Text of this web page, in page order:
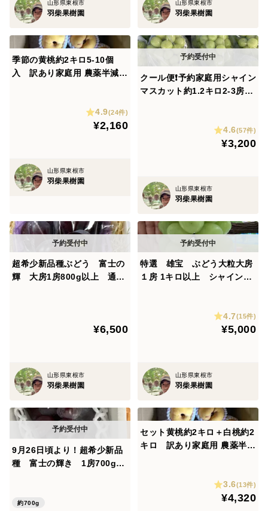
山形県東根市
羽柴果樹園
山形県東根市
羽柴果樹園
季節の黄桃約2キロ5-10個
入 訳あり家庭用 農薬半減栽
4.9(24件)
¥2,160
山形県東根市
羽柴果樹園
クール便❗️予約家庭用シャイン
マスカット約1.2キロ2-3房
4.6(57件)
¥3,200
山形県東根市
羽柴果樹園
超希少新品種ぶどう 富士の
輝 大房1房800g以上 通称
¥6,500
山形県東根市
羽柴果樹園
特選 雄宝 ぶどう大粒大房
１房 1キロ以上 シャインマ
4.7(15件)
¥5,000
山形県東根市
羽柴果樹園
9月26日頃より！超希少新品
種 富士の輝き 1房700g以
約700g
セット黄桃約2キロ＋白桃約2
キロ 訳あり家庭用 農薬半減
3.6(13件)
¥4,320